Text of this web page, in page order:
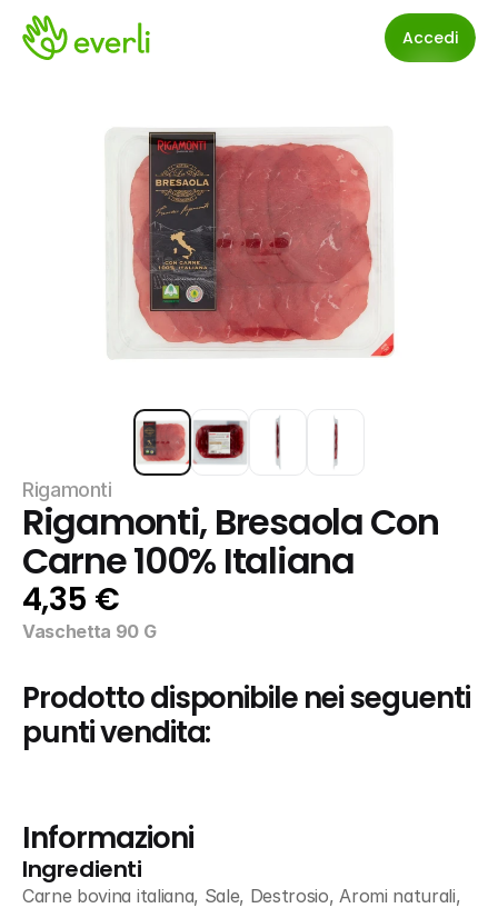
Accedi
Rigamonti
Rigamonti, Bresaola Con
Carne 100% Italiana
4,35 €
Vaschetta 90 G
Prodotto disponibile nei seguenti
punti vendita:
Informazioni
Ingredienti
Carne bovina italiana, Sale, Destrosio, Aromi naturali,